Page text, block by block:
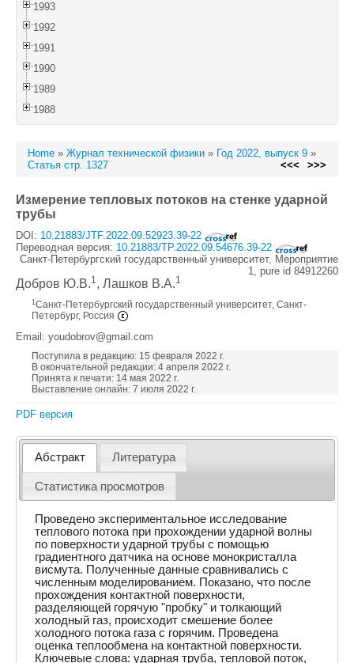
1993
1992
1991
1990
1989
1988
Home » Журнал технической физики » Год 2022, выпуск 9 »
Статья стр. 1327
<<< >>>
Измерение тепловых потоков на стенке ударной
трубы
DOI: 10.21883/JTF.2022.09.52923.39-22
Переводная версия: 10.21883/TP.2022.09.54676.39-22
Санкт-Петербургский государственный университет, Мероприятие
1, pure id 84912260
Добров Ю.В.1, Лашков В.A.1
1 Санкт-Петербургский государственный университет, Санкт-
Петербург, Россия
Email: youdobrov@gmail.com
Поступила в редакцию: 15 февраля 2022 г.
В окончательной редакции: 4 апреля 2022 г.
Принята к печати: 14 мая 2022 г.
Выставление онлайн: 7 июля 2022 г.
PDF версия
Абстракт Литература
Статистика просмотров
Проведено экспериментальное исследование
теплового потока при прохождении ударной волны
по поверхности ударной трубы с помощью
градиентного датчика на основе монокристалла
висмута. Полученные данные сравнивались с
численным моделированием. Показано, что после
прохождения контактной поверхности,
разделяющей горячую "пробку" и толкающий
холодный газ, происходит смешение более
холодного потока газа с горячим. Проведена
оценка теплообмена на контактной поверхности.
Ключевые слова: ударная труба, тепловой поток,